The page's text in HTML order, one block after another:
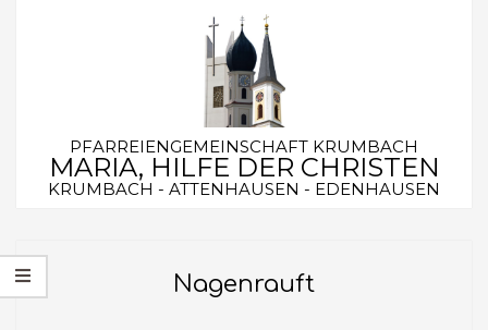
PFARREIENGEMEINSCHAFT KRUMBACH
MARIA, HILFE DER CHRISTEN
KRUMBACH - ATTENHAUSEN - EDENHAUSEN
Navigation
Menu
Nagenrauft